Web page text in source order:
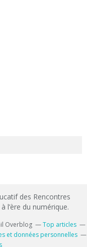
des Rencontres
l’ère du numérique.
Overblog
Top articles
et données personnelles